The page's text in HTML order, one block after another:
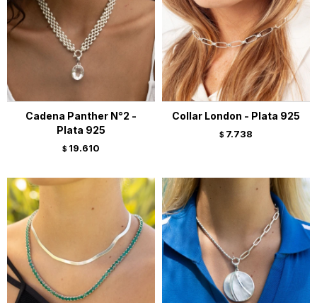
Cadena Panther N°2 -
Plata 925
$ 19.610
Collar London - Plata 925
$ 7.738